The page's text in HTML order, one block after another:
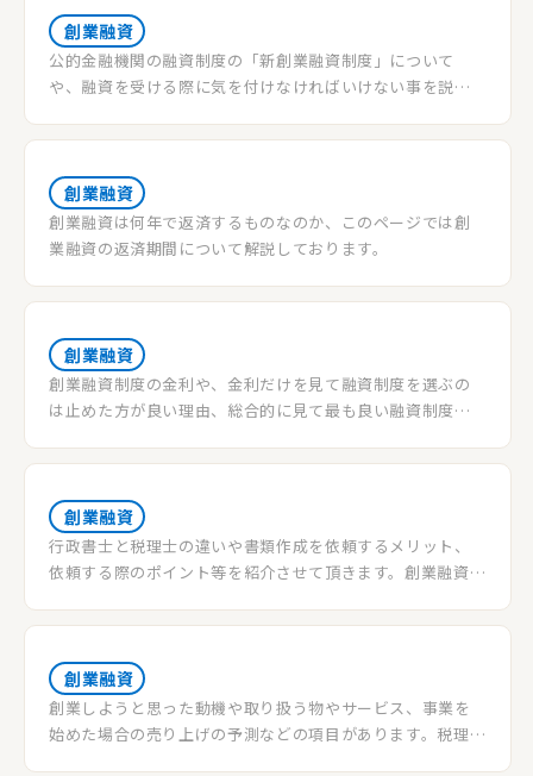
創業融資
公的金融機関の融資制度の「新創業融資制度」について
や、融資を受ける際に気を付けなければいけない事を説明
創業融資
創業融資は何年で返済するものなのか、このページでは創
業融資の返済期間について解説しております。
創業融資
創業融資制度の金利や、金利だけを見て融資制度を選ぶの
は止めた方が良い理由、総合的に見て最も良い融資制度に
良い融資を選択したいと考えている方は是非最後まで読ん
創業融資
行政書士と税理士の違いや書類作成を依頼するメリット、
依頼する際のポイント等を紹介させて頂きます。創業融資の
分で書類作成した方が良いのではと考えている方も最後ま
創業融資
創業しようと思った動機や取り扱う物やサービス、事業を
始めた場合の売り上げの予測などの項目があります。税理士